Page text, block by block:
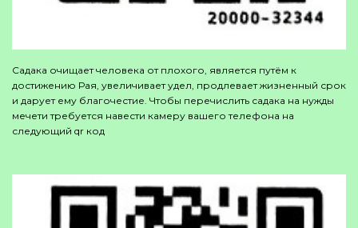
Садака очищает человека от плохого, является путём к
достижению Рая, увеличивает удел, продлевает жизненный срок
и дарует ему благочестие. Чтобы перечислить садака на нужды
мечети требуется навести камеру вашего телефона на
следующий qr код